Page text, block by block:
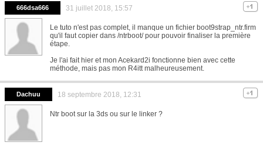
666dsa666 31 juillet 2018, 15:57
Le tuto n'est pas complet, il manque un fichier boot9strap_ntr.firm
qu'il faut copier dans /ntrboot/ pour pouvoir finaliser la première
étape.
Je l'ai fait hier et mon Acekard2i fonctionne bien avec cette
méthode, mais pas mon R4itt malheureusement.
Dachuu 18 septembre 2018, 12:31
Ntr boot sur la 3ds ou sur le linker ?